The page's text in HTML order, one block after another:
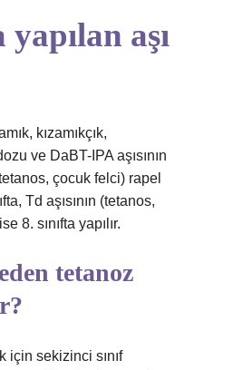
yapılan aşı
kızamıkçık,
ve DaBT-IPA aşısının
çocuk felci) rapel
Td aşısının (tetanos,
8. sınıfta yapılır.
tetanoz
için sekizinci sınıf